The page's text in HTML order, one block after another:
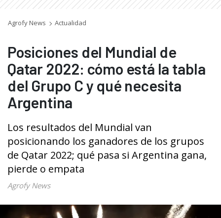
Agrofy News Actualidad
Posiciones del Mundial de
Qatar 2022: cómo está la tabla
del Grupo C y qué necesita
Argentina
Los resultados del Mundial van
posicionando los ganadores de los grupos
de Qatar 2022; qué pasa si Argentina gana,
pierde o empata
Agrofy News